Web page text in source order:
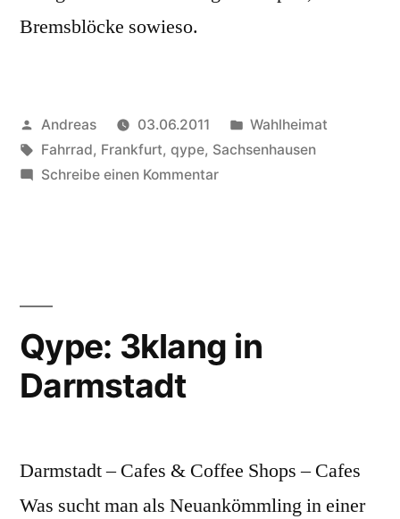
Bremsblöcke sowieso.
Veröffentlicht
von
Andreas 03.06.2011
Veröffentlicht
in
Wahlheimat
Schlagwörter:
Fahrrad, Frankfurt, qype, Sachsenhausen
Schreibe einen Kommentarzu
Main
Qype: 3klang in
Darmstadt
Darmstadt – Cafes & Coffee Shops – Cafes
Was sucht man als Neuankömmling in einer